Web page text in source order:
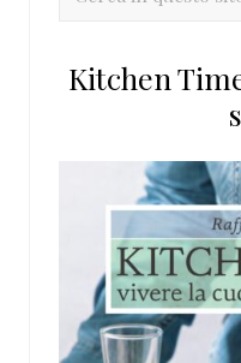
sito
Kitchen